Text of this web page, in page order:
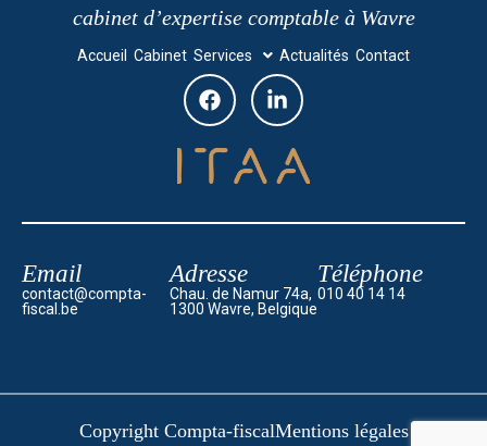
cabinet d’expertise comptable à Wavre
Accueil Cabinet Services Actualités Contact
Email
contact@compta-
fiscal.be
Adresse
Chau. de Namur 74a,
1300 Wavre, Belgique
Téléphone
010 40 14 14
Copyright Compta-fiscalMentions légales